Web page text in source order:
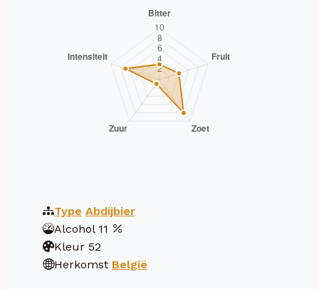
Type Abdijbier
Alcohol 11
Kleur 52
Herkomst België